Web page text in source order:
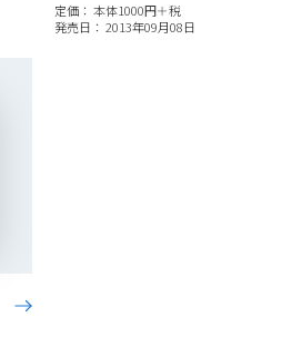
定価： 本体1000円＋税
発売日： 2013年09月08日